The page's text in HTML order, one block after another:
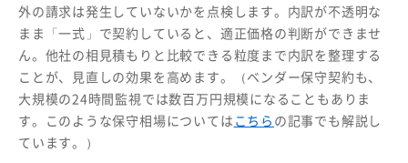
外の請求は発生していないかを点検します。内訳が不透明な
まま「一式」で契約していると、適正価格の判断ができませ
ん。他社の相見積もりと比較できる粒度まで内訳を整理する
ことが、見直しの効果を高めます。
（ベンダー保守契約も、
大規模の24時間監視では数百万円規模になることもありま
す。このような保守相場については こちら の記事でも解説し
ています。）